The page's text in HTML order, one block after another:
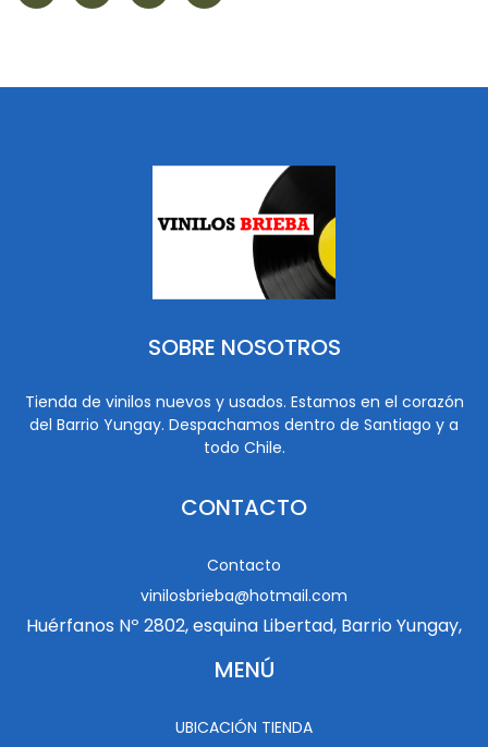
SOBRE NOSOTROS
Tienda de vinilos nuevos y usados. Estamos en el corazón
del Barrio Yungay. Despachamos dentro de Santiago y a
todo Chile.
CONTACTO
Contacto
vinilosbrieba@hotmail.com
Huérfanos Nº 2802, esquina Libertad, Barrio Yungay,
MENÚ
UBICACIÓN TIENDA